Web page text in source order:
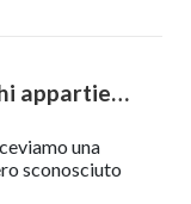
Come sapere a chi appartiene un numero di cellulare
una
sconosciuto